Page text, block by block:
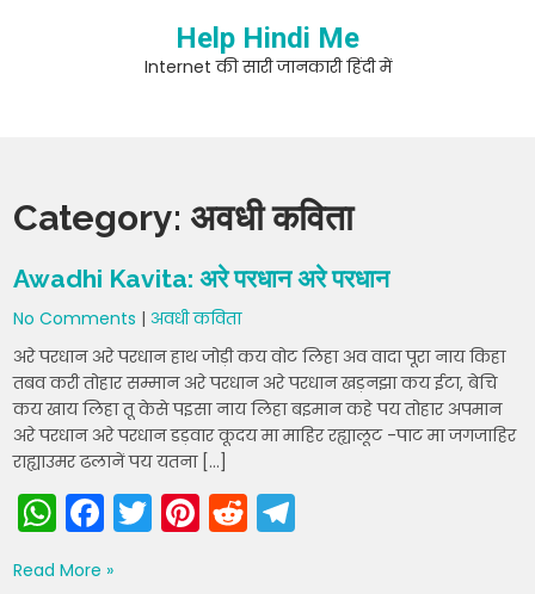
Help Hindi Me
Internet की सारी जानकारी हिंदी में
Category: अवधी कविता
Awadhi Kavita: अरे परधान अरे परधान
No Comments | अवधी कविता
अरे परधान अरे परधान हाथ जोड़ी कय वोट लिहा अव वादा पूरा नाय किहा
तबव करी तोहार सम्मान अरे परधान अरे परधान खड़नझा कय ईटा, बेचि
कय खाय लिहा तू केसे पइसा नाय लिहा बइमान कहे पय तोहार अपमान
अरे परधान अरे परधान डड़वार कूदय मा माहिर रह्यालूट -पाट मा जगजाहिर
राह्याउमर ढलानें पय यतना […]
W
h
F
a
T
w
Pi
nt
R
e
Read More »